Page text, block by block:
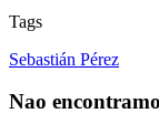
Tags
Sebastián Pérez
Nao